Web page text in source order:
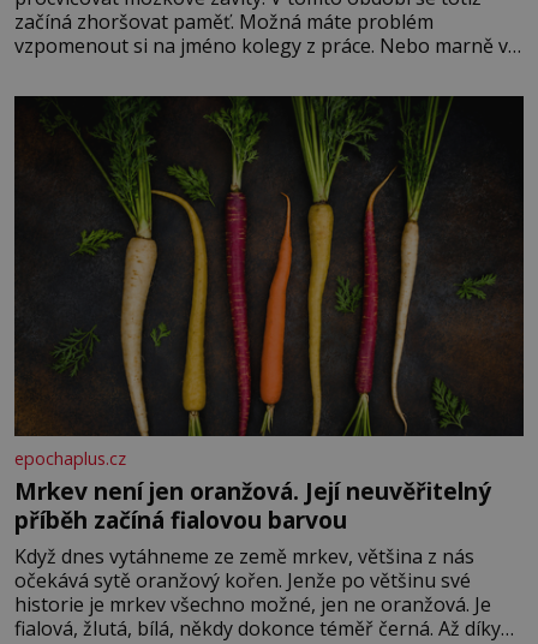
začíná zhoršovat paměť. Možná máte problém
vzpomenout si na jméno kolegy z práce. Nebo marně v
Je to opravdu tak, s věkem jako kdyby se paměť
rozhodla stávkovat. Cvičte
epochaplus.cz
Mrkev není jen oranžová. Její neuvěřitelný
příběh začíná fialovou barvou
Když dnes vytáhneme ze země mrkev, většina z nás
očekává sytě oranžový kořen. Jenže po většinu své
historie je mrkev všechno možné, jen ne oranžová. Je
fialová, žlutá, bílá, někdy dokonce téměř černá. Až díky